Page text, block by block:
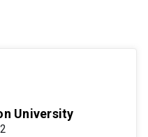
University